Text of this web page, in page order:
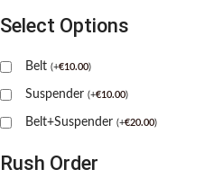
Select Options
Belt (+€10.00)
Suspender (+€10.00)
Belt+Suspender (+€20.00)
Rush Order